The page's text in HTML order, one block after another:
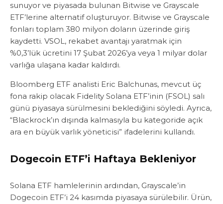
sunuyor ve piyasada bulunan Bitwise ve Grayscale
ETF’lerine alternatif oluşturuyor. Bitwise ve Grayscale
fonları toplam 380 milyon doların üzerinde giriş
kaydetti. VSOL, rekabet avantajı yaratmak için
%0,3’lük ücretini 17 Şubat 2026’ya veya 1 milyar dolar
varlığa ulaşana kadar kaldırdı.
Bloomberg ETF analisti Eric Balchunas, mevcut üç
fona rakip olacak Fidelity Solana ETF’inin (FSOL) salı
günü piyasaya sürülmesini beklediğini söyledi. Ayrıca,
“Blackrock’ın dışında kalmasıyla bu kategoride açık
ara en büyük varlık yöneticisi” ifadelerini kullandı.
Dogecoin ETF’i Haftaya Bekleniyor
Solana ETF hamlelerinin ardından, Grayscale’in
Dogecoin ETF’i 24 kasımda piyasaya sürülebilir. Ürün,